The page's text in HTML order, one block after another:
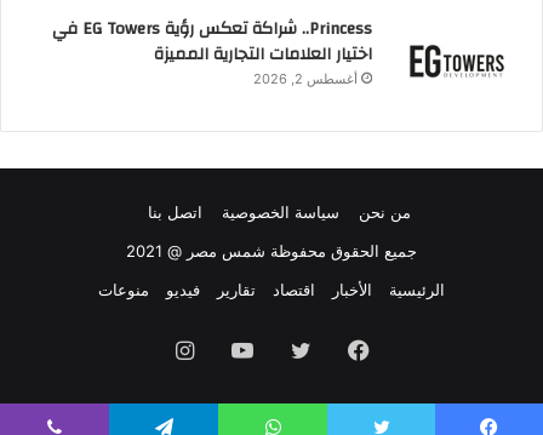
Princess.. شراكة تعكس رؤية EG Towers في
اختيار العلامات التجارية المميزة
أغسطس 2, 2026
من نحن سياسة الخصوصية
اتصل بنا
جميع الحقوق محفوظة شمس مصر @ 2021
الرئيسية
الأخبار اقتصاد تقارير فيديو منوعات
فيسبوك تويتر يوتيوب